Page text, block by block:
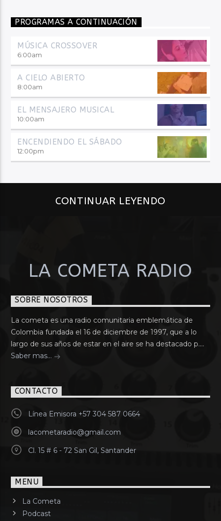
PROGRAMAS A CONTINUACIÓN
MÚSICA CROSSOVER
6:00am
A CIELO ABIERTO
8:00am
EL MENSAJERO MUSICAL
10:00am
ENCENDIENDO EL SÁBADO
12:00pm
CONTINUAR LEYENDO
LA COMETA RADIO
SOBRE NOSOTROS
La cometa es una radio comunitaria emblemática de
Colombia fundada el 16 de diciembre de 1997, que a lo
largo de sus años de estar en el aire se ha destacado p....
Saber mas...
CONTACTO
Línea Emisora +57 304 587 0664
lacometaradio@gmail.com
Cl. 15 # 6 - 72 San Gil, Santander
MENU
La Cometa
Podcast